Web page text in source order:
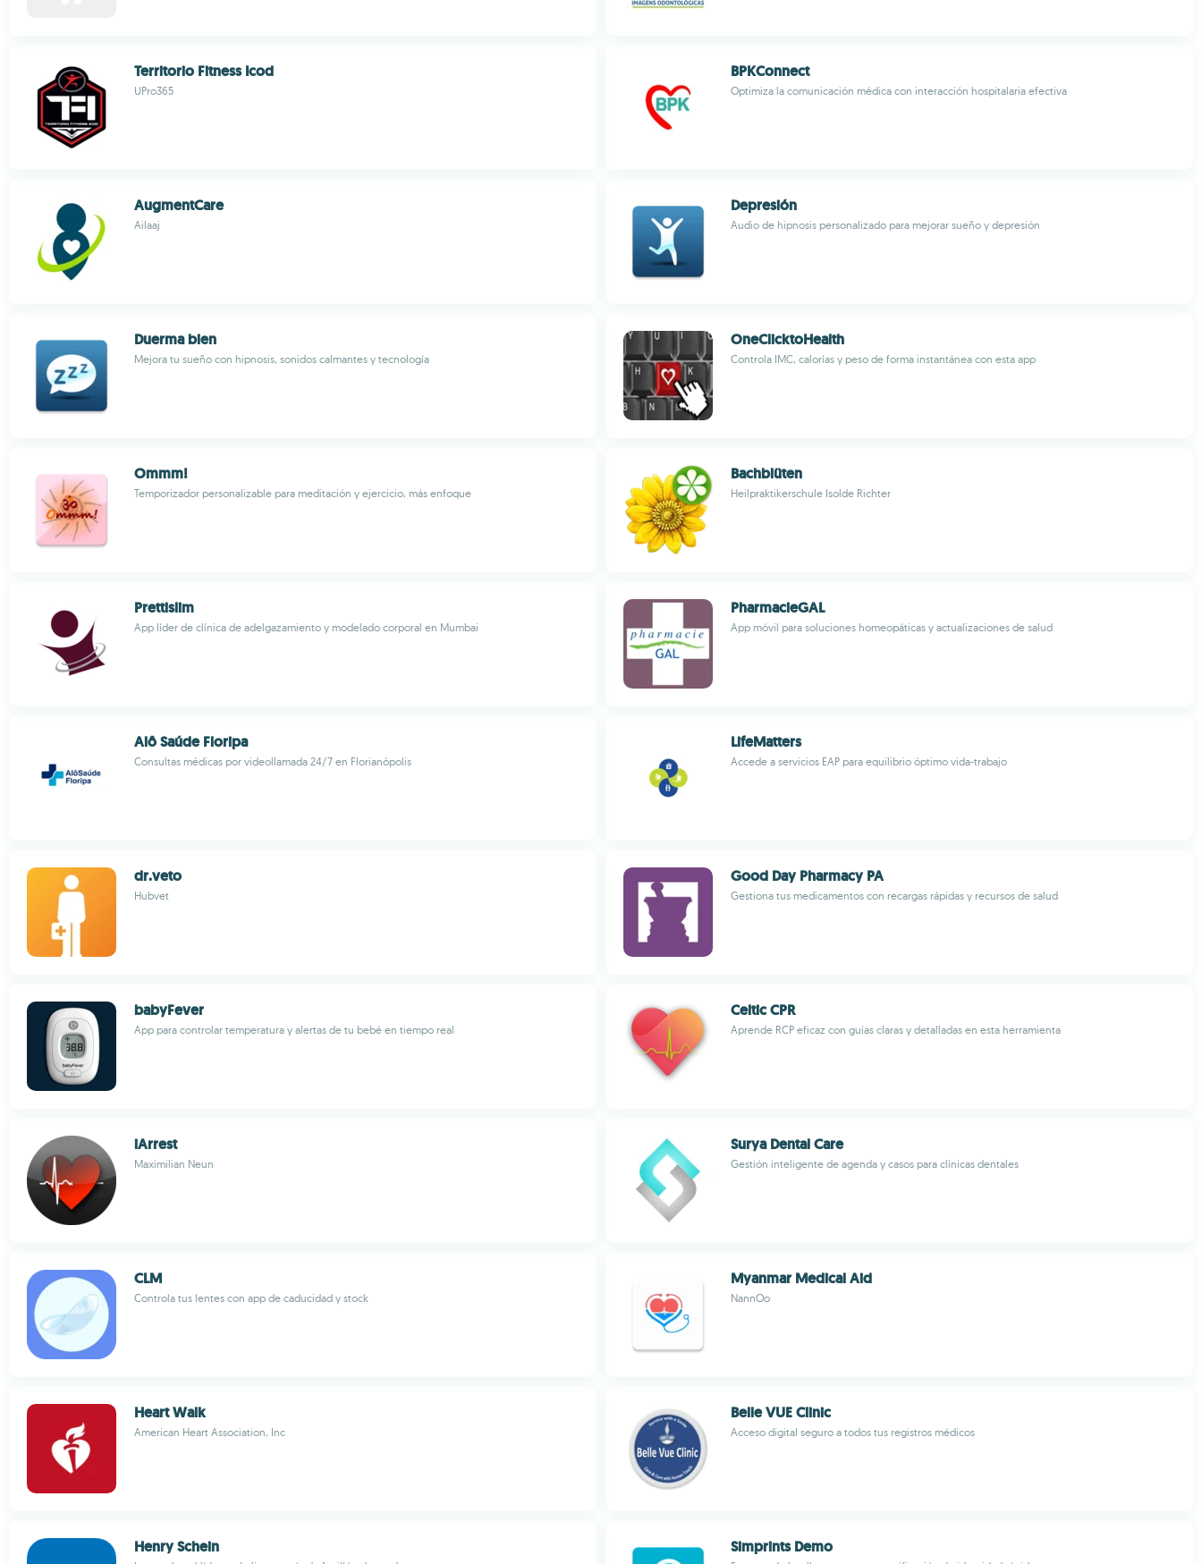
Territorio Fitness Icod
UPro365
BPKConnect
Optimiza la comunicación médica con interacción hospitalaria efectiva
AugmentCare
Ailaaj
Depresión
Audio de hipnosis personalizado para mejorar sueño y depresión
Duerma bien
Mejora tu sueño con hipnosis, sonidos calmantes y tecnología
OneClicktoHealth
Controla IMC, calorías y peso de forma instantánea con esta app
Ommm!
Temporizador personalizable para meditación y ejercicio, más enfoque
Bachblüten
Heilpraktikerschule Isolde Richter
Prettislim
App líder de clínica de adelgazamiento y modelado corporal en Mumbai
PharmacieGAL
App móvil para soluciones homeopáticas y actualizaciones de salud
Alô Saúde Floripa
Consultas médicas por videollamada 24/7 en Florianópolis
LifeMatters
Accede a servicios EAP para equilibrio óptimo vida-trabajo
dr.veto
Hubvet
Good Day Pharmacy PA
Gestiona tus medicamentos con recargas rápidas y recursos de salud
babyFever
App para controlar temperatura y alertas de tu bebé en tiempo real
Celtic CPR
Aprende RCP eficaz con guías claras y detalladas en esta herramienta
iArrest
Maximilian Neun
Surya Dental Care
Gestión inteligente de agenda y casos para clínicas dentales
CLM
Controla tus lentes con app de caducidad y stock
Myanmar Medical Aid
NannOo
Heart Walk
American Heart Association, Inc
Belle VUE Clinic
Acceso digital seguro a todos tus registros médicos
Henry Schein Simprints Demo